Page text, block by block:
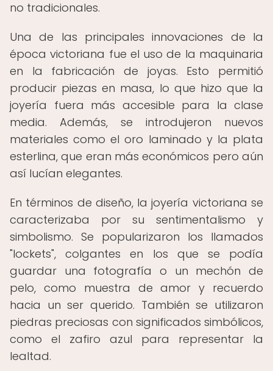
no tradicionales.
Una de las principales innovaciones de la
época victoriana fue el uso de la maquinaria
en la fabricación de joyas. Esto permitió
producir piezas en masa, lo que hizo que la
joyería fuera más accesible para la clase
media. Además, se introdujeron nuevos
materiales como el oro laminado y la plata
esterlina, que eran más económicos pero aún
así lucían elegantes.
En términos de diseño, la joyería victoriana se
caracterizaba por su sentimentalismo y
simbolismo. Se popularizaron los llamados
"lockets", colgantes en los que se podía
guardar una fotografía o un mechón de
pelo, como muestra de amor y recuerdo
hacia un ser querido. También se utilizaron
piedras preciosas con significados simbólicos,
como el zafiro azul para representar la
lealtad.